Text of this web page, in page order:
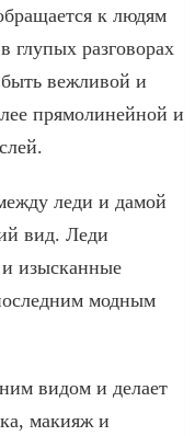
к людям
глупых разговорах
вежливой и
прямолинейной и
леди и дамой
вид. Леди
и изысканные
модным
видом и делает
макияж и